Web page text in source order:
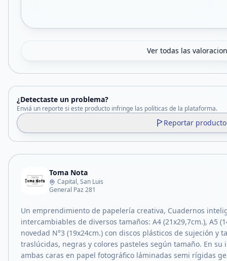
Ver todas las
¿Detectaste un problema?
Enviá un reporte si este producto infringe las políticas de la plataforma.
Reportar producto
Toma Nota
Capital, San Luis
General Paz 281
Un emprendimiento de papelería creativa, Cuadernos
intercambiables de diversos tamaños: A4 (21x29,7cm.), A5
novedad N°3 (19x24cm.) con discos plásticos de sujeción y
traslúcidas, negras y colores pasteles según tamaño. En
ambas caras en papel fotográfico láminadas semi rígidas